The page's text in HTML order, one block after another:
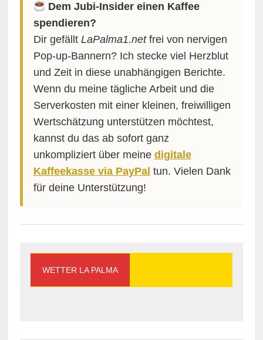
Dem Jubi-Insider einen Kaffee
spendieren?
Dir gefällt LaPalma1.netfrei von nervigen
Pop-up-Bannern? Ich stecke viel Herzblut
und Zeit in diese unabhängigen Berichte.
Wenn du meine tägliche Arbeit und die
Serverkosten mit einer kleinen, freiwilligen
Wertschätzung unterstützen möchtest,
kannst du das ab sofort ganz
unkompliziert über meine digitale
Kaffeekasse via PayPal tun. Vielen Dank
für deine Unterstützung!
WETTER LA PALMA